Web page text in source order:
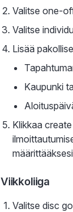
Valitse one-
Valitse
Lisää
Kaupunki
Klikkaa
Viikkoliiga
Valitse disc